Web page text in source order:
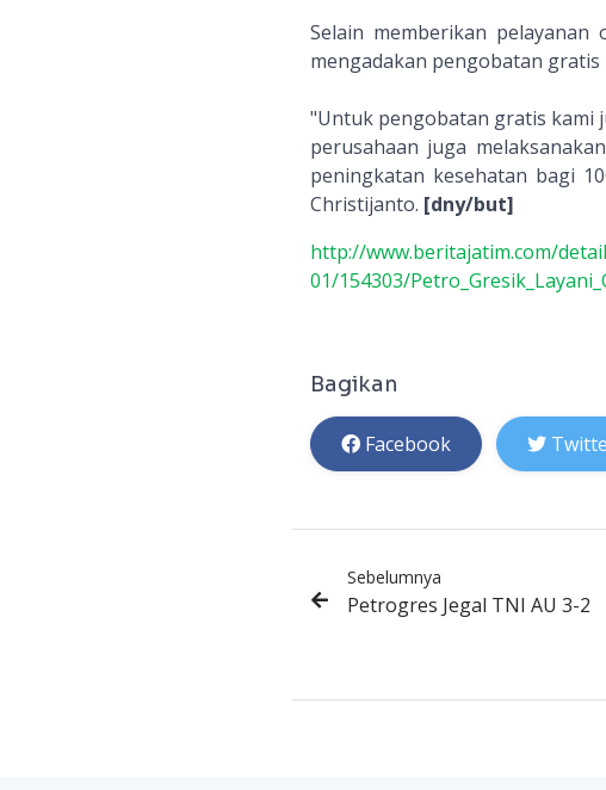
Selain memberikan
mengadakan pengobatan
"Untuk pengobatan gratis kami
perusahaan juga
peningkatan kesehatan bagi
Christijanto. [dny/but]
http://www.beritajatim.com/
01/154303/
Bagikan
Facebook
Sebelumnya
Petrogres Jegal TNI AU 3-2